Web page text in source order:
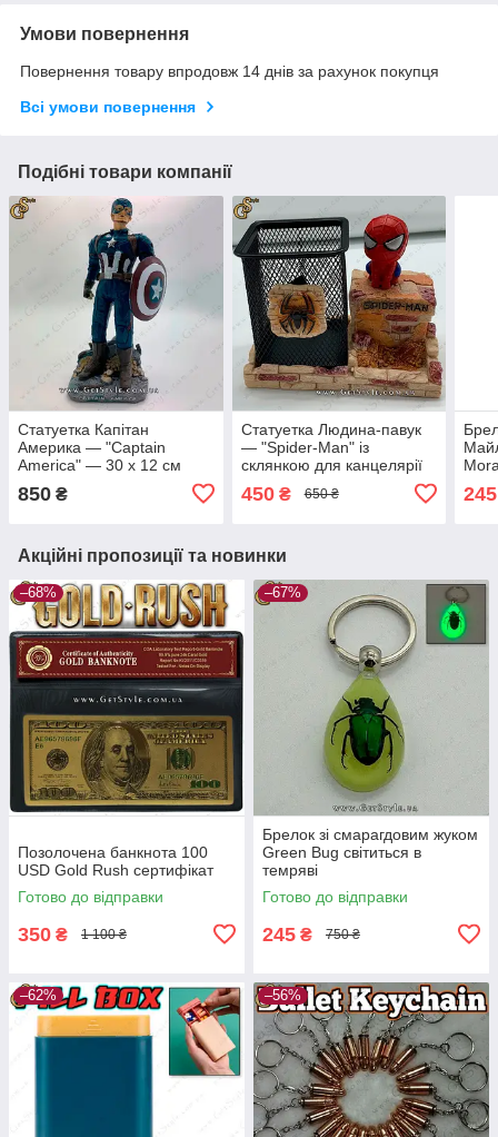
Умови повернення
Повернення товару впродовж 14 днів за рахунок покупця
Всі умови повернення
Подібні товари компанії
Статуетка Капітан
Америка — "Captain
America" — 30 х 12 см
850 ₴
Статуетка Людина-павук
— "Spider-Man" із
склянкою для канцелярії
450₴ 650 ₴ 245
Акційні пропозиції та новинки
–68%
Позолочена банкнота 100
USD Gold Rush сертифікат
Готово до відправки
350 ₴ 1 100 ₴
–67%
Брелок зі смарагдовим жуком
Green Bug світиться в
темряві
Готово до відправки
245 ₴ 750 ₴
–62% –56%